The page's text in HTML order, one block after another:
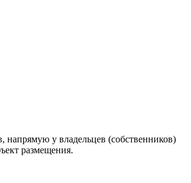
у владельцев (собственников)
размещения.